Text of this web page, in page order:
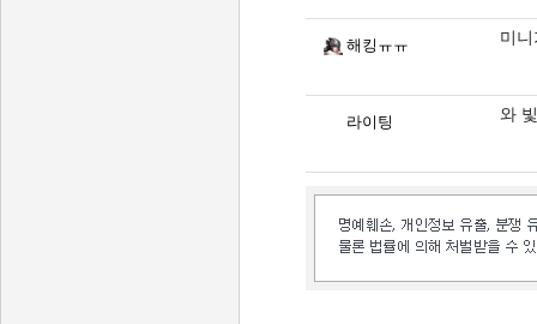
해킹ㅠㅠ 미
라이팅 와